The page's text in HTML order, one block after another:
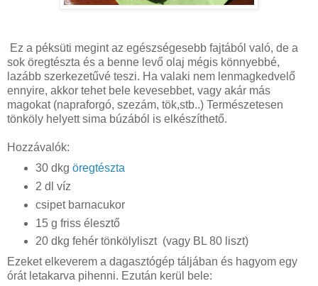
Ez a péksüti megint az egészségesebb fajtából való, de a
sok öregtészta és a benne levő olaj mégis könnyebbé,
lazább szerkezetűvé teszi. Ha valaki nem lenmagkedvelő
ennyire, akkor tehet bele kevesebbet, vagy akár más
magokat (napraforgó, szezám, tök,stb..) Természetesen
tönköly helyett sima búzából is elkészíthető.
Hozzávalók:
30 dkg öregtészta
2 dl víz
csipet barnacukor
15 g friss élesztő
20 dkg fehér tönkölyliszt (vagy BL 80 liszt)
Ezeket elkeverem a dagasztógép táljában és hagyom egy
órát letakarva pihenni. Ezután kerül bele: